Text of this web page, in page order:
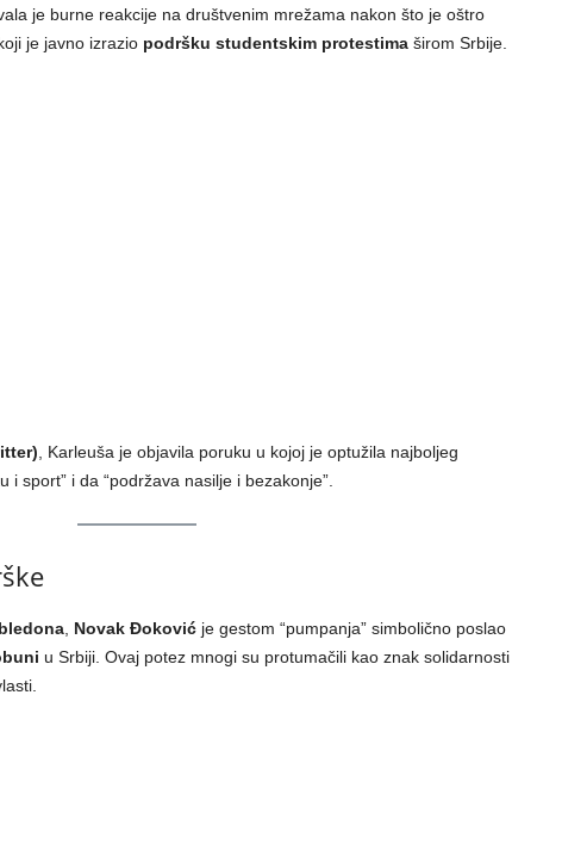
je burne reakcije na društvenim mrežama nakon što je oštro
je javno izrazio podršku studentskim protestimaširom Srbije.
, Karleuša je objavila poruku u kojoj je optužila najboljeg
i sport” i da “podržava nasilje i bezakonje”.
, Novak Đokovićje gestom “pumpanja” simbolično poslao
u Srbiji. Ovaj potez mnogi su protumačili kao znak solidarnosti